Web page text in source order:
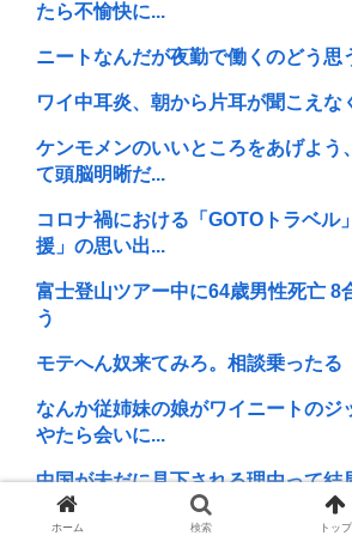
たら不愉快に...
ニートなんだが夜勤で働くのどう思
ワイ中耳炎、朝から片耳が聞こえな
ケンモメンのいいところをあげよう
て頭脳明晰だ...
コロナ禍における「GOTOトラベル
援」の思い出...
富士登山ツアー中に64歳男性死亡 8
う
モテへん奴来てみろ。相談乗ったる
なんか従姉妹の娘がワイニートのジ
やたら会いに...
中国が未だに見下される理由って結
『スマホFPS』←こいつが覇権取れ
ホーム 検索 トップ